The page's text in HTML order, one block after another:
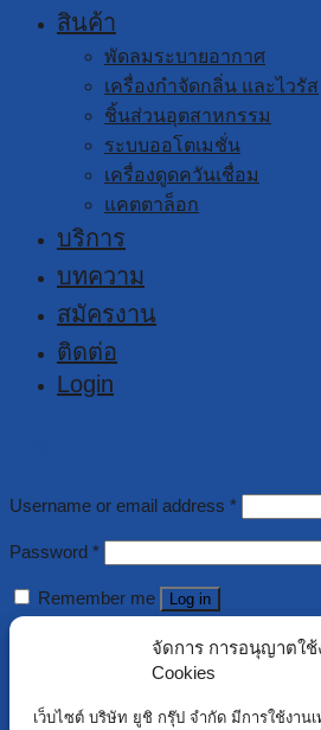
จัดการ การอนุญาตใช้
Cookies
เว็บไซต์ บริษัท ยูชิ กรุ๊ป จำกัด มีการใช้งาน
สินค้า
พัดลมระบายอากาศ
เครื่องกำจัดกลิ่น และไวรัส
ชิ้นส่วนอุตสาหกรรม
ระบบออโตเมชั่น
เครื่องดูดควันเชื่อม
แคตตาล็อก
บริการ
บทความ
สมัครงาน
ติดต่อ
Login
Username or email address *
Password *
Remember me Log in
Lost your password?
Register